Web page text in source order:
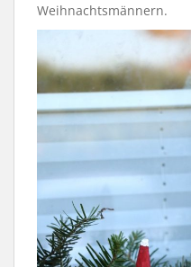
Weihnachtsmännern.